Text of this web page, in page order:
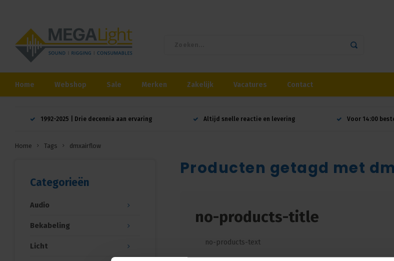
Home Webshop Sale Merken Zakelijk Vacatures Contact
1992-2025 | Drie decennia aan ervaring Altijd snelle reactie en levering Voor 14:00
Home Tags dmxairflow
Categorieën
Audio
Bekabeling
Licht
Producten getagd met
no-products-title
no-products-text